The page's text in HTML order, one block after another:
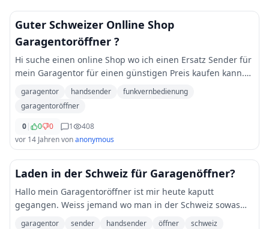
Guter Schweizer Onlline Shop
Garagentoröffner ?
Hi suche einen online Shop wo ich einen Ersatz Sender für
mein Garagentor für einen günstigen Preis kaufen kann.
Hat jemand eine Idee? Meine Hausverwaltung will so viel
und ich weiss nicht welche
garagentor handsender
funkvernbedienung
garagentoröffner
0| 0 0 1
408
vor 14 Jahrenvonanonymous
Laden in der Schweiz für Garagenöffner?
Hallo mein Garagentoröffner ist mir heute kaputt
gegangen. Weiss jemand wo man in der Schweiz sowas
garagentor sender handsender öffner
schweiz